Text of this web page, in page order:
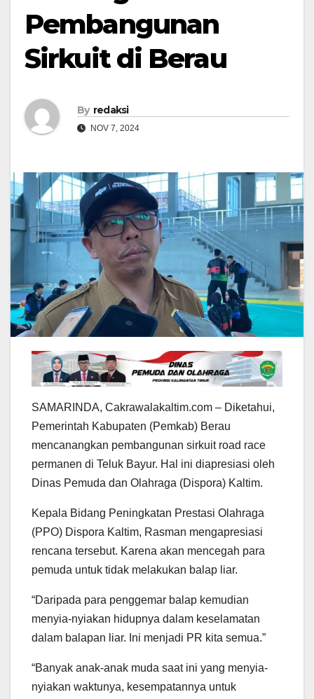
Pembangunan
Sirkuit di Berau
By redaksi
NOV 7, 2024
SAMARINDA, Cakrawalakaltim.com – Diketahui,
Pemerintah Kabupaten (Pemkab) Berau
mencanangkan pembangunan sirkuit road race
permanen di Teluk Bayur. Hal ini diapresiasi oleh
Dinas Pemuda dan Olahraga (Dispora) Kaltim.
Kepala Bidang Peningkatan Prestasi Olahraga
(PPO) Dispora Kaltim, Rasman mengapresiasi
rencana tersebut. Karena akan mencegah para
pemuda untuk tidak melakukan balap liar.
“Daripada para penggemar balap kemudian
menyia-nyiakan hidupnya dalam keselamatan
dalam balapan liar. Ini menjadi PR kita semua.”
“Banyak anak-anak muda saat ini yang menyia-
nyiakan waktunya, kesempatannya untuk